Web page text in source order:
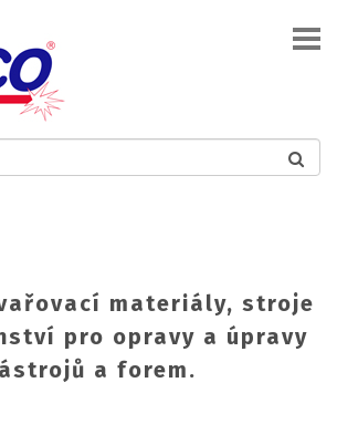
materiály, stroje
pro opravy a úpravy
a forem.